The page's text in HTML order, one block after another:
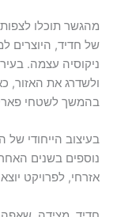
מהגשר תוכלו
של חדיד, היוצרים
ניקוסיה עצמה.
ולשדרג את האזור,
בהמשך לשטחי פארק
בעיצוב הייחודי
נוספים בשנים
אזרחי, לפרויקט